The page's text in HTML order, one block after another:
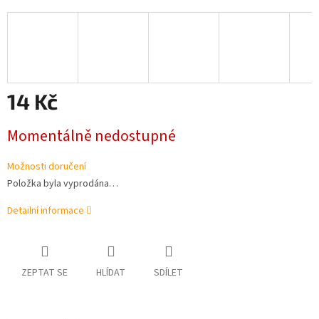
14 Kč
cena:
Momentálně nedostupné
Možnosti doručení
Položka byla vyprodána…
Detailní informace
ZEPTAT SE HLÍDAT SDÍLET